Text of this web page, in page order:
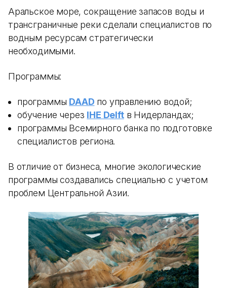
Аральское море, сокращение запасов воды и
трансграничные реки сделали специалистов по
водным ресурсам стратегически
необходимыми.
Программы:
программы DAAD по управлению водой;
обучение через IHE Delftв Нидерландах;
программы Всемирного банка по подготовке
специалистов региона.
В отличие от бизнеса, многие экологические
программы создавались специально с учетом
проблем Центральной Азии.